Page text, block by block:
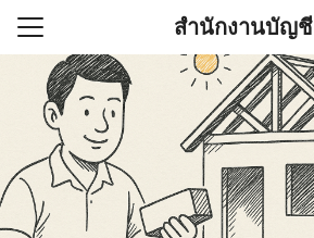
Skip
content
สำนักงานบัญชี
(ไม่มีชื่อ)
านบัญชี (Accounting
ช่วยสำคัญในการบริหาร
Search